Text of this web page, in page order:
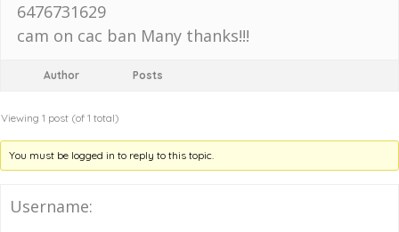
6476731629
cam on cac ban Many thanks!!!
Author Posts
Viewing 1 post (of 1 total)
You must be logged in to reply to this topic.
Username: